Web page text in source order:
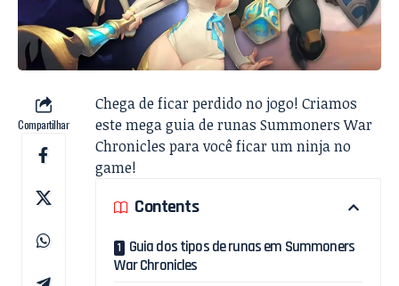
Compartilhar
Chega de ficar perdido no jogo! Criamos
este mega guia de runas Summoners War
Chronicles para você ficar um ninja no
game!
Contents
Guia dos tipos de runas em Summoners
War Chronicles